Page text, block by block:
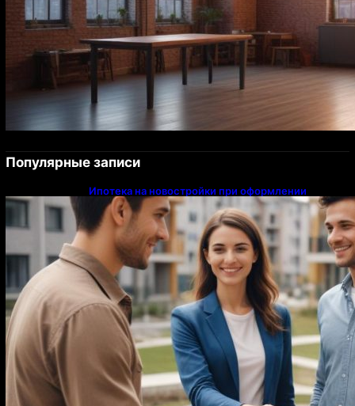
Популярные записи
Ипотека на новостройки при оформлении
напрямую у застройщика